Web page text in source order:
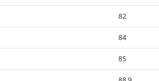
82
84
85